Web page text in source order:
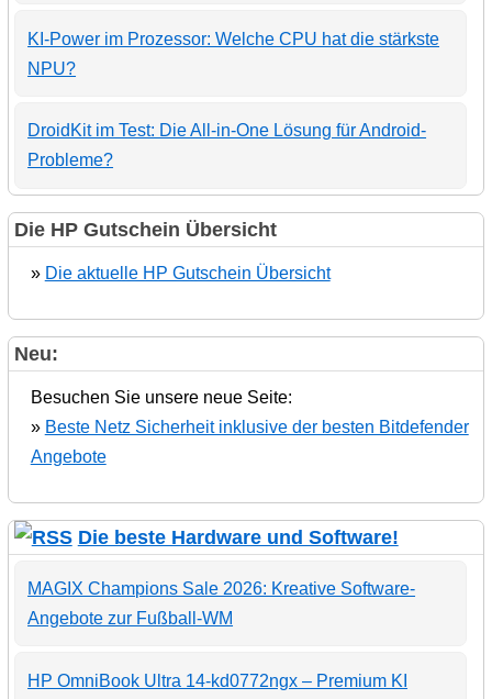
KI-Power im Prozessor: Welche CPU hat die stärkste
NPU?
DroidKit im Test: Die All-in-One Lösung für Android-
Probleme?
Die HP Gutschein Übersicht
» Die aktuelle HP Gutschein Übersicht
Neu:
Besuchen Sie unsere neue Seite:
» Beste Netz Sicherheit inklusive der besten Bitdefender
Angebote
Die beste Hardware und Software!
MAGIX Champions Sale 2026: Kreative Software-
Angebote zur Fußball-WM
HP OmniBook Ultra 14-kd0772ngx – Premium KI